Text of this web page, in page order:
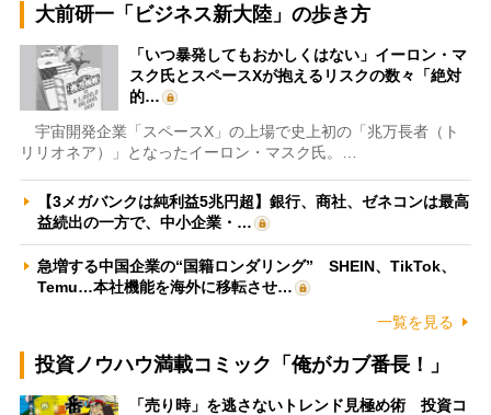
大前研一「ビジネス新大陸」の歩き方
「いつ暴発してもおかしくはない」イーロン・マ
スク氏とスペースXが抱えるリスクの数々「絶対
的…
宇宙開発企業「スペースX」の上場で史上初の「兆万長者（ト
リリオネア）」となったイーロン・マスク氏。…
【3メガバンクは純利益5兆円超】銀行、商社、ゼネコンは最高
益続出の一方で、中小企業・…
急増する中国企業の“国籍ロンダリング” SHEIN、TikTok、
Temu…本社機能を海外に移転させ…
一覧を見る
投資ノウハウ満載コミック「俺がカブ番長！」
「売り時」を逃さないトレンド見極め術 投資コ